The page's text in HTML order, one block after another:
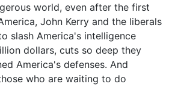
world, even after the first
John Kerry and the liberals
slash America's intelligence
dollars, cuts so deep they
America's defenses. And
who are waiting to do